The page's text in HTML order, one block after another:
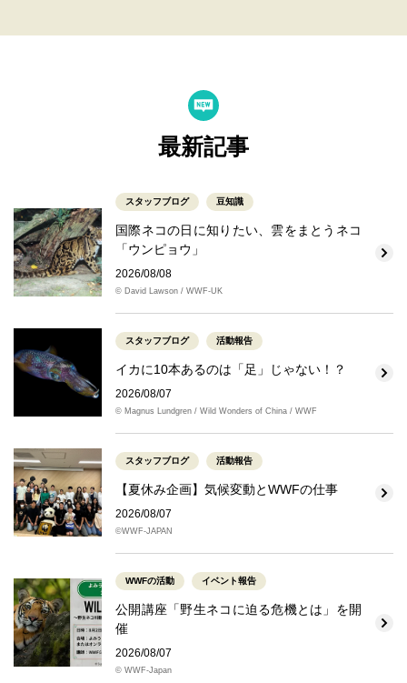
最新記事
スタッフブログ 豆知識
国際ネコの日に知りたい、雲をまとうネコ
「ウンピョウ」
2026/08/08
© David Lawson / WWF-UK
スタッフブログ 活動報告
イカに10本あるのは「足」じゃない！？
2026/08/07
© Magnus Lundgren / Wild Wonders of China / WWF
スタッフブログ 活動報告
【夏休み企画】気候変動とWWFの仕事
2026/08/07
©WWF-JAPAN
WWFの活動 イベント報告
公開講座「野生ネコに迫る危機とは」を開
催
2026/08/07
© WWF-Japan